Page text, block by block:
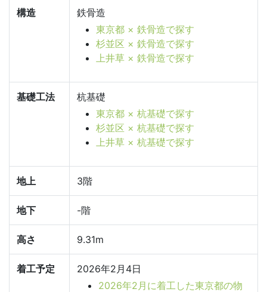
構造
鉄骨造
東京都 × 鉄骨造で探す
杉並区 × 鉄骨造で探す
上井草 × 鉄骨造で探す
基礎工法
杭基礎
東京都 × 杭基礎で探す
杉並区 × 杭基礎で探す
上井草 × 杭基礎で探す
地上 3階
地下 -階
高さ 9.31m
着工予定
2026年2月4日
2026年2月に着工した東京都の物